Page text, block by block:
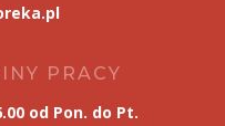
PRACY
od Pon. do Pt.